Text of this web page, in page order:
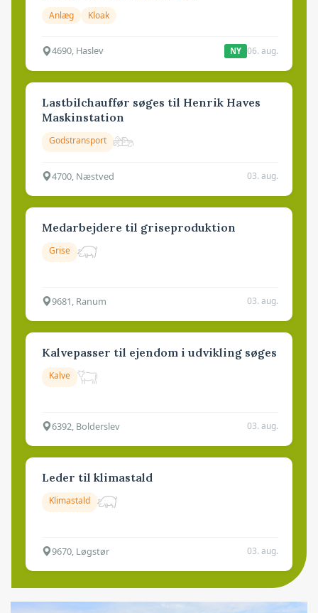
Anlæg Kloak
4690, Haslev NY 06. aug.
Lastbilchauffør søges til Henrik Haves
Maskinstation
Godstransport
4700, Næstved 03. aug.
Medarbejdere til griseproduktion
Grise
9681, Ranum 03. aug.
Kalvepasser til ejendom i udvikling søges
Kalve
6392, Bolderslev 03. aug.
Leder til klimastald
Klimastald
9670, Løgstør 03. aug.